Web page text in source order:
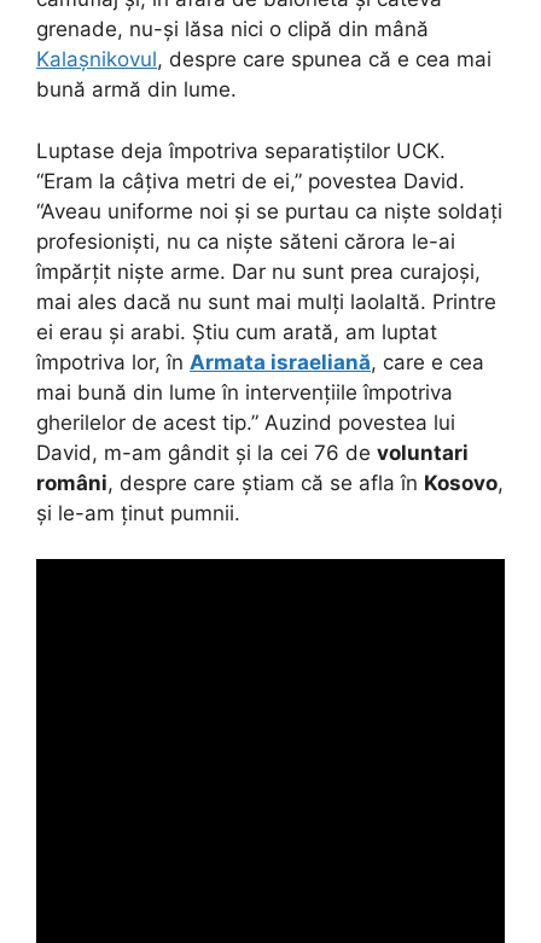
grenade, nu-și lăsa nici o clipă din mână
Kalașnikovul, despre care spunea că e cea mai
bună armă din lume.
Luptase deja împotriva separatiștilor UCK.
“Eram la câțiva metri de ei,” povestea David.
“Aveau uniforme noi și se purtau ca niște soldați
profesioniști, nu ca niște săteni cărora le-ai
împărțit niște arme. Dar nu sunt prea curajoși,
mai ales dacă nu sunt mai mulți laolaltă. Printre
ei erau și arabi. Știu cum arată, am luptat
împotriva lor, în Armata israeliană, care e cea
mai bună din lume în intervențiile împotriva
gherilelor de acest tip.” Auzind povestea lui
David, m-am gândit și la cei 76 de voluntari
români, despre care știam că se afla în Kosovo,
și le-am ținut pumnii.